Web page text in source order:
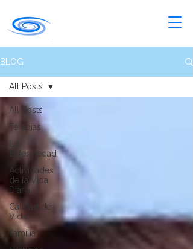
BLOG
All Posts
Terapias
La
Enfermedad
Actividades
de la Vida
Diaria
Calidad de
Vida
Familia
All Posts